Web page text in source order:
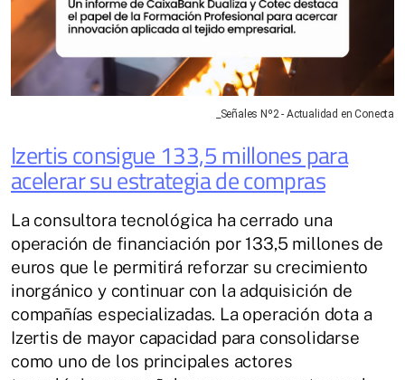
_Señales Nº2 - Actualidad en Conecta
Izertis consigue 133,5 millones para
acelerar su estrategia de compras
La consultora tecnológica ha cerrado una
operación de financiación por 133,5 millones de
euros que le permitirá reforzar su crecimiento
inorgánico y continuar con la adquisición de
compañías especializadas. La operación dota a
Izertis de mayor capacidad para consolidarse
como uno de los principales actores